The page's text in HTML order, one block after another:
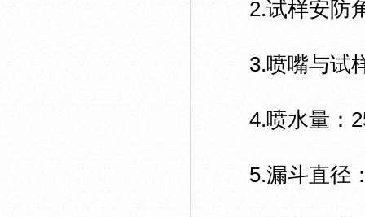
2.试样安防角
3.喷嘴与试样
4.喷水量：
5.漏斗直径：